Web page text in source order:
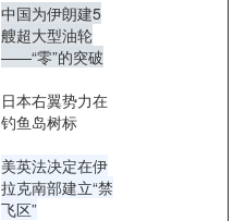
中国为伊朗建5
艘超大型油轮
——“零”的突破
日本右翼势力在
钓鱼岛树标
美英法决定在伊
拉克南部建立“禁
飞区”